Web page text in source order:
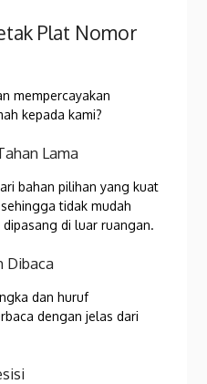
Plat Nomor
mempercayakan
kepada kami?
Lama
bahan pilihan yang kuat
tidak mudah
di luar ruangan.
Dibaca
dan huruf
dengan jelas dari